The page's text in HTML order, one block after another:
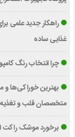
راهکار جدید علمی
غذایی ساده
چرا انتخاب رنگ
بهترین خوراکی‌ها و
متخصصان قلب و تغذیه
برخورد موشک